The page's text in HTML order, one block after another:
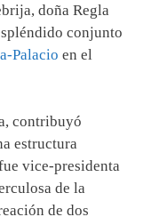
doña Regla
conjunto
Palacio en el
contribuyó
estructura
vice-presidenta
de la
de dos